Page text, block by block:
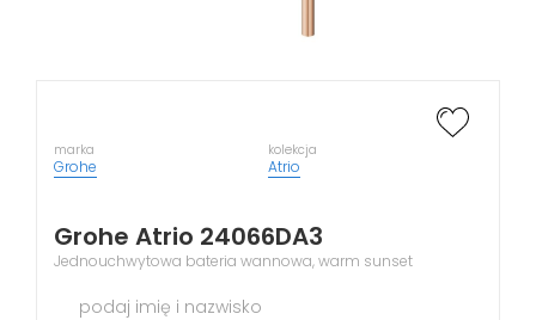
marka
Grohe
kolekcja
Atrio
Grohe Atrio 24066DA3
Jednouchwytowa bateria wannowa, warm sunset
podaj imię i nazwisko